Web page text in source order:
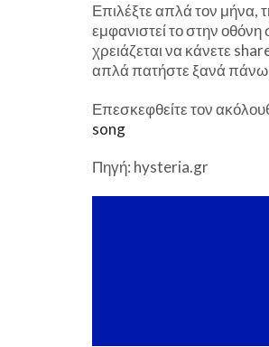
Επιλέξτε απλά τον μήνα,
εμφανιστεί το στην
χρειάζεται να κάνετε
απλά πατήστε ξανά πάνω
Επεσκεφθείτε τον
song
Πηγή: hysteria.gr